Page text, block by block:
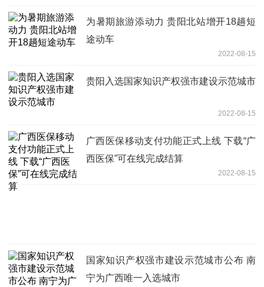
为暑期旅游添动力 贵阳北站增开18趟短
途动车
2022-08-15
贵阳入选国家知识产权强市建设示范城市
2022-08-15
广西医保移动支付功能正式上线 下载“广
西医保”可在线完成结算
2022-08-15
国家知识产权强市建设示范城市公布 南
宁为广西唯一入选城市